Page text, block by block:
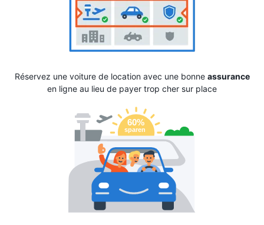
Réservez une voiture de location avec une bonne assurance
en ligne au lieu de payer trop cher sur place